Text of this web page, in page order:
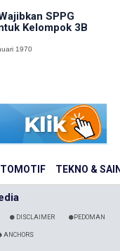
TEKNO &
SPPG
Kelompok 3B
1970
DISCLAIMER PEDOMAN
ANCHORS